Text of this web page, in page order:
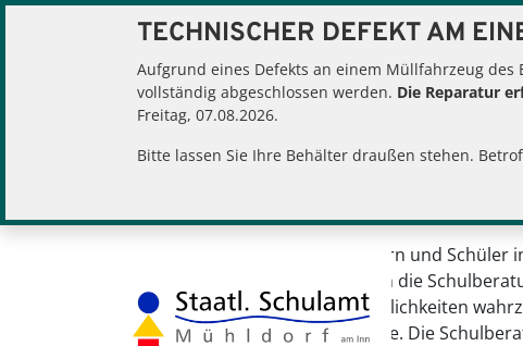
TECHNISCHER DEFEKT AM
Aufgrund eines Defekts an einem Müllfahrzeug
vollständig abgeschlossen werden. Die Reparatur
Freitag, 07.08.2026.
Bitte lassen Sie Ihre Behälter draußen stehen.
Sie befinden sich hier: Schulamt Infos für
Erster Ansprechpartner der Eltern und
Darüber hinaus gibt es in Bayern die
und die vielfältigen Bildungsmöglichkeiten
Erziehungs- und Bildungsaufgabe. Die